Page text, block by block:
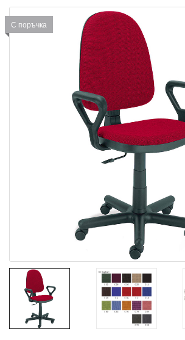
С поръчка